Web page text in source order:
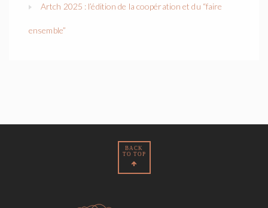
Artch 2025 : l’édition de la coopération et du “faire
ensemble”
BACK
TO TOP